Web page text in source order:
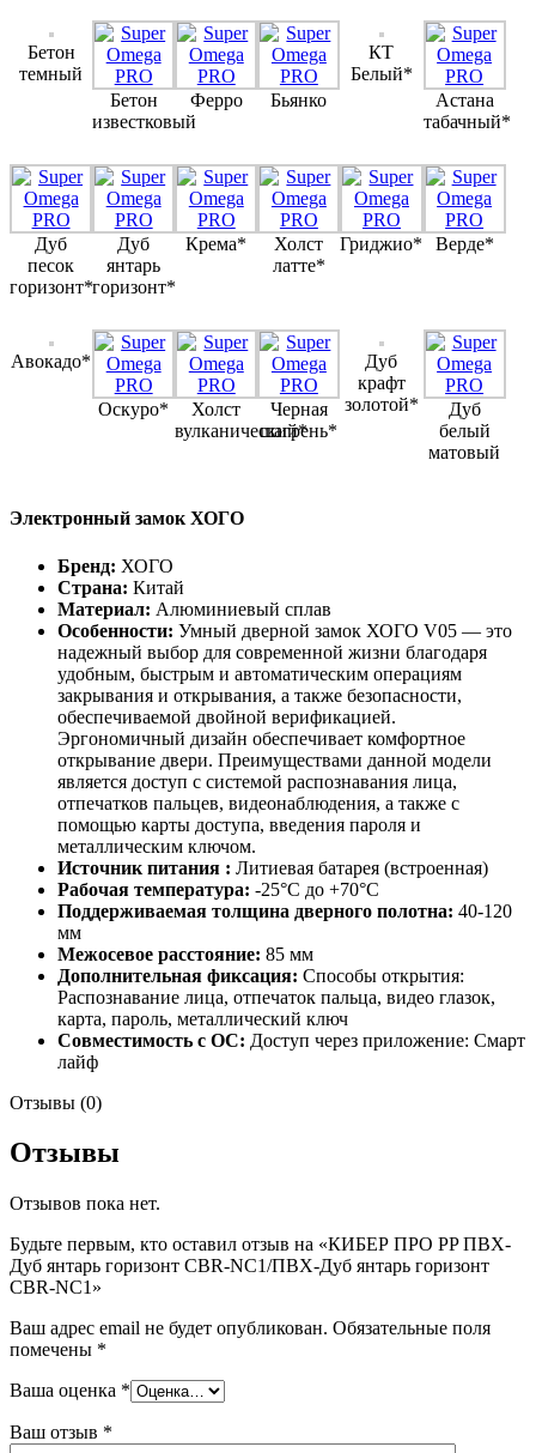
Бетон
темный
Бетон
известковый
Ферро Бьянко
КТ
Белый*
Астана
табачный*
Дуб
песок
горизонт*
Дуб
янтарь
горизонт*
Крема*
Холст
латте*
Гриджио* Верде*
Авокадо*
Оскуро*
Холст
вулканический*
Черная
шагрень*
Дуб
крафт
золотой*
Дуб
белый
матовый
Электронный замок ХОГО
Бренд: ХОГО
Страна: Китай
Материал: Алюминиевый сплав
Особенности: Умный дверной замок ХОГО V05 — это
надежный выбор для современной жизни благодаря
удобным, быстрым и автоматическим операциям
закрывания и открывания, а также безопасности,
обеспечиваемой двойной верификацией.
Эргономичный дизайн обеспечивает комфортное
открывание двери. Преимуществами данной модели
является доступ с системой распознавания лица,
отпечатков пальцев, видеонаблюдения, а также с
помощью карты доступа, введения пароля и
металлическим ключом.
Источник питания : Литиевая батарея (встроенная)
Рабочая температура: -25°С до +70°C
Поддерживаемая толщина дверного полотна: 40-120
мм
Межосевое расстояние: 85 мм
Дополнительная фиксация: Способы открытия:
Распознавание лица, отпечаток пальца, видео глазок,
карта, пароль, металлический ключ
Совместимость с ОС: Доступ через приложение: Смарт
лайф
Отзывы (0)
Отзывы
Отзывов пока нет.
Будьте первым, кто оставил отзыв на «КИБЕР ПРО PP ПВХ-
Дуб янтарь горизонт CBR-NC1/ПВХ-Дуб янтарь горизонт
CBR-NC1»
Ваш адрес email не будет опубликован. Обязательные поля
помечены *
Ваша оценка *
Ваш отзыв *